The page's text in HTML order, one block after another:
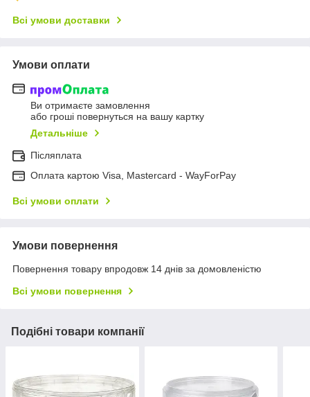
Всі умови доставки
Умови оплати
Ви отримаєте замовлення
або гроші повернуться на вашу картку
Детальніше
Післяплата
Оплата картою Visa, Mastercard - WayForPay
Всі умови оплати
Умови повернення
Повернення товару впродовж 14 днів за домовленістю
Всі умови повернення
Подібні товари компанії